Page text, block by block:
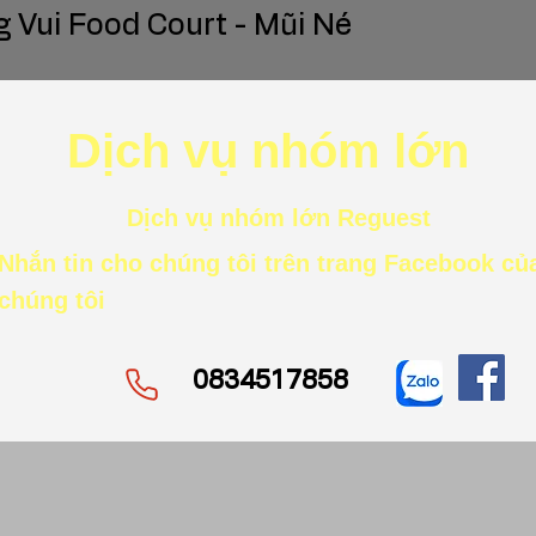
Vui Food Court - Mũi Né
Dịch vụ nhóm lớn
Dịch vụ nhóm lớn Reguest
Nhắn tin cho chúng tôi trên trang Facebook
tôi
0834517858